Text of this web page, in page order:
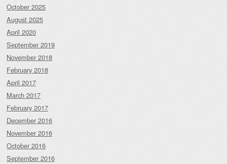
October 2025
August 2025
April 2020
September 2019
November 2018
February 2018
April 2017
March 2017
February 2017
December 2016
November 2016
October 2016
September 2016